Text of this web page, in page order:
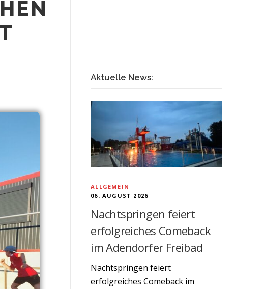
Aktuelle News:
ALLGEMEIN
06. AUGUST 2026
Nachtspringen feiert
erfolgreiches Comeback
im Adendorfer Freibad
Nachtspringen feiert
erfolgreiches Comeback im